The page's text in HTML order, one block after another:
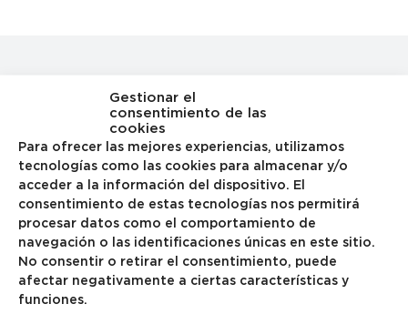
Gestionar el
consentimiento de las
cookies
Para ofrecer las mejores experiencias, utilizamos
tecnologías como las cookies para almacenar y/o
acceder a la información del dispositivo. El
consentimiento de estas tecnologías nos permitirá
procesar datos como el comportamiento de
navegación o las identificaciones únicas en este sitio.
No consentir o retirar el consentimiento, puede
afectar negativamente a ciertas características y
funciones.
La Seguridad Social distingue entre varios tipos de
Incapacidades
Gran Invalidez:El trabajador incapacitado permanente
necesita la asistencia de otra persona para los actos más
esenciales de la vida.
Incapacidad Permanente y Absoluta:Inhabilita al
trabajador para toda profesión u oficio.
Incapacidad Permanente Total:Inhabilita al trabajador
para su profesión habitual pero puede dedicarse a otra.
Asesoramiento personalizado